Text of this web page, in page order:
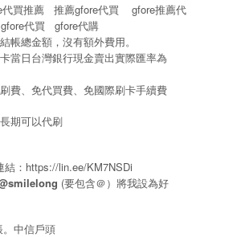
代買推薦 推薦gfore代買 gfore推薦代
gfore代買
gfore代購
帳總金額，沒有額外費用。
當日台灣銀行現金賣出實際匯率為
費、免代買費、免國際刷卡手續費
期可以代刷
： https://lin.ee/KM7NSDi
(要包含＠）將我設為好
中信戶頭